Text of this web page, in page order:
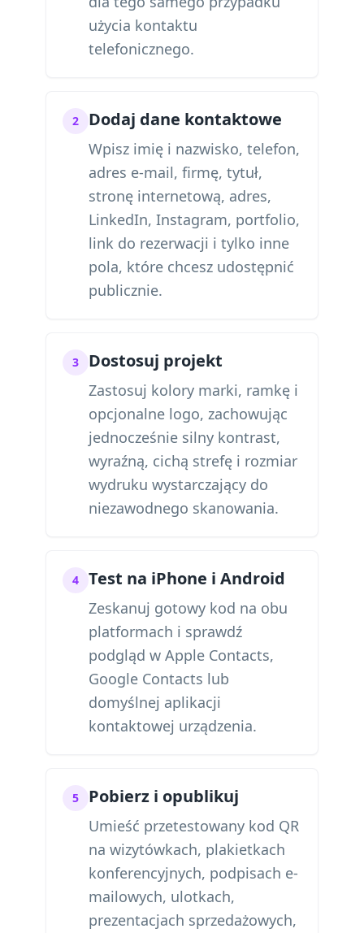
użycia kontaktu
telefonicznego.
2 Dodaj dane kontaktowe
Wpisz imię i nazwisko, telefon,
adres e-mail, firmę, tytuł,
stronę internetową, adres,
LinkedIn, Instagram, portfolio,
link do rezerwacji i tylko inne
pola, które chcesz udostępnić
publicznie.
3 Dostosuj projekt
Zastosuj kolory marki, ramkę i
opcjonalne logo, zachowując
jednocześnie silny kontrast,
wyraźną, cichą strefę i rozmiar
wydruku wystarczający do
niezawodnego skanowania.
4 Test na iPhone i Android
Zeskanuj gotowy kod na obu
platformach i sprawdź
podgląd w Apple Contacts,
Google Contacts lub
domyślnej aplikacji
kontaktowej urządzenia.
5 Pobierz i opublikuj
Umieść przetestowany kod QR
na wizytówkach, plakietkach
konferencyjnych, podpisach e-
mailowych, ulotkach,
prezentacjach sprzedażowych,